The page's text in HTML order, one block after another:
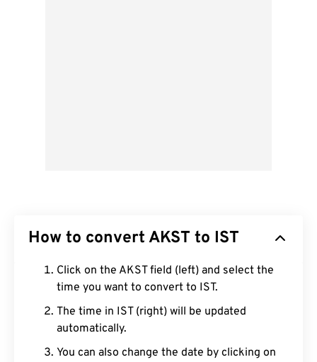
How to convert AKST to IST
Click on the AKST field (left) and select the
time you want to convert to IST.
The time in IST (right) will be updated
automatically.
You can also change the date by clicking on